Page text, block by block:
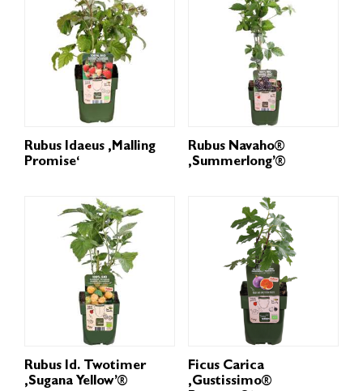
Rubus Idaeus ‚Malling
Promise‘
Rubus Navaho®
‚Summerlong’®
Rubus Id. Twotimer
‚Sugana Yellow’®
Ficus Carica
‚Gustissimo®